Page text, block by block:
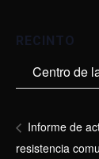
RECINTO
Centro de
Informe de
resistencia